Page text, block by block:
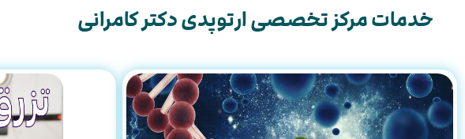
خدمات مرکز تخصصی ارتوپدی دکتر کامرانی